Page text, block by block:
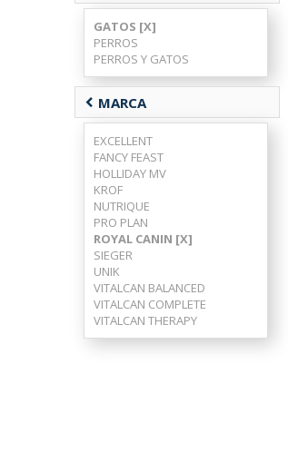
GATOS [X]
PERROS
PERROS Y GATOS
chevron_left MARCA
EXCELLENT
FANCY FEAST
HOLLIDAY MV
KROF
NUTRIQUE
PRO PLAN
ROYAL CANIN [X]
SIEGER
UNIK
VITALCAN BALANCED
VITALCAN COMPLETE
VITALCAN THERAPY